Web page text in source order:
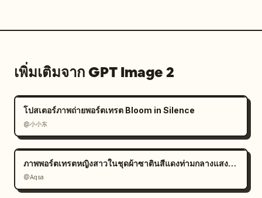
เพิ่มเติมจาก GPT Image 2
โปสเตอร์ภาพถ่ายพอร์ตเทรต Bloom in Silence
@小小东
ภาพพอร์ตเทรตหญิงสาวในชุดผ้าซาตินสีแดงท่ามกลางแสงแดด
@Aqsa